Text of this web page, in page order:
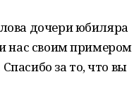
дочери юбиляра
нас своим примером
за то, что вы